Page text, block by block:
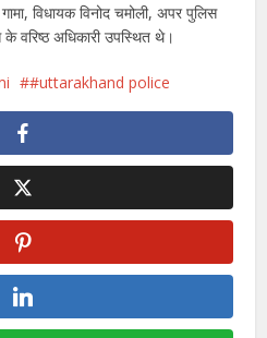
विधायक विनोद चमोली, अपर पुलिस
वरिष्ठ अधिकारी उपस्थित थे।
#uttarakhand police